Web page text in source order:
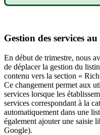
Gestion des services
En début de trimestre, nous
de déplacer la gestion du
contenu vers la section «
Ce changement permet aux
services lorsque les
services correspondant à la
automatiquement dans une
également ajouter une saisie
Google).